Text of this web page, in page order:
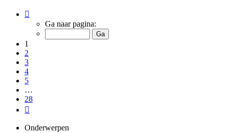
van
Ga naar pagina:
1
2
3
4
5
…
28
Onderwerpen